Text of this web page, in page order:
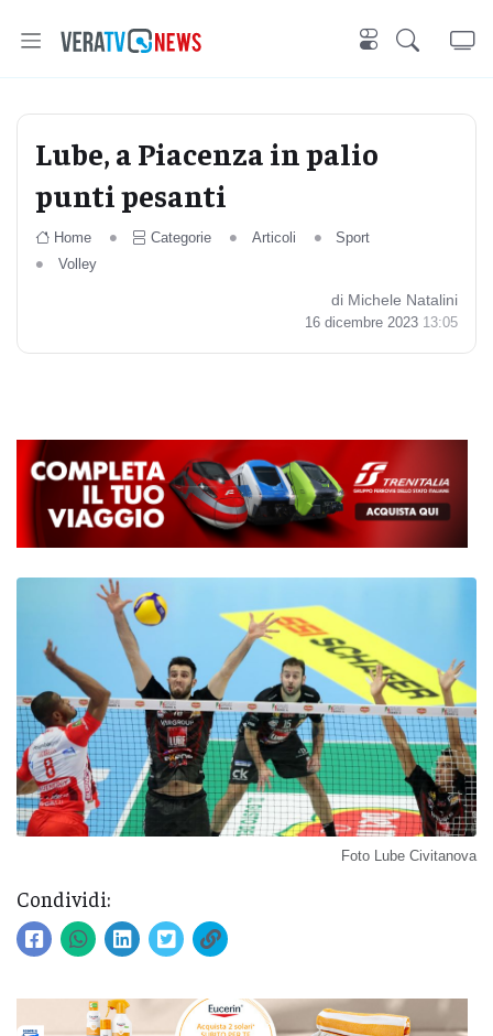
Lube, a Piacenza in palio
punti pesanti
Home Categorie Articoli
Sport
Volley
di Michele Natalini
16 dicembre 2023 13:05
Foto Lube Civitanova
Condividi: